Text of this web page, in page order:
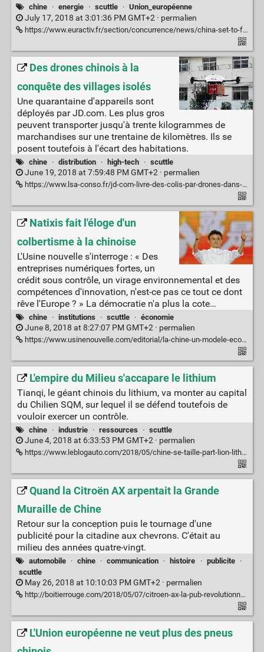
chine · energie · scuttle · Union_européenne
July 17, 2018 at 3:01:36 PM GMT+2 · permalien
https://www.euractiv.fr/section/concurrence/news/china-set-to-fully-control-portugals-power-grid-amid-europes-inertia/
Des drones chinois à la
conquête des villages isolés
Une quarantaine d'appareils sont
déployés par JD.com. Les plus gros
peuvent transporter jusqu'à trente kilogrammes de
marchandises sur une trentaine de kilomètres. Ils se
posent toutefois à l'écart des habitations.
chine · distribution · high-tech · scuttle
June 19, 2018 at 7:59:48 PM GMT+2 · permalien
https://www.lsa-conso.fr/jd-com-livre-des-colis-par-drones-dans-deux-provinces-chinoises,290811
Natixis fait l'éloge d'un
colbertisme à la chinoise
L'Usine nouvelle s'interroge : « Des
entreprises numériques fortes, un
crédit sous contrôle, un virage environnemental et des
compétences d'innovation, n'est-ce pas ce tout ce dont
rêve l'Europe ? » La démocratie n'a plus la cote…
chine · institutions · scuttle · économie
June 8, 2018 at 8:27:07 PM GMT+2 · permalien
https://www.usinenouvelle.com/editorial/la-chine-un-modele-economique-pour-l-europe.N702049
L'empire du Milieu s'accapare le lithium
Tianqi, le géant chinois du lithium, va monter au capital
du Chilien SQM, sur lequel il se défend toutefois de
vouloir exercer un contrôle.
chine · industrie · ressources · scuttle
June 4, 2018 at 6:33:53 PM GMT+2 · permalien
https://www.leblogauto.com/2018/05/chine-se-taille-part-lion-lithium-chili.html
Quand la Citroën AX arpentait la Grande
Muraille de Chine
Retour sur la conception puis le tournage d'une
publicité pour la citadine aux chevrons. C'était au
milieu des années quatre-vingt.
automobile · chine · communication · histoire · publicite
·
scuttle
May 26, 2018 at 10:10:03 PM GMT+2 · permalien
http://boitierrouge.com/2018/05/07/citroen-ax-la-pub-revolutionnaire/
L'Union européenne ne veut plus des pneus